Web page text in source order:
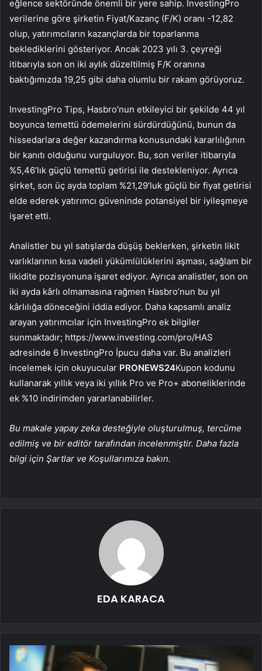
eğlence sektöründe önemli bir yere sahip. InvestingPro
verilerine göre şirketin Fiyat/Kazanç (F/K) oranı -12,82
olup, yatırımcıların kazançlarda bir toparlanma
beklediklerini gösteriyor. Ancak 2023 yılı 3. çeyreği
itibarıyla son on iki aylık düzeltilmiş F/K oranına
baktığımızda 19,25 gibi daha olumlu bir rakam görüyoruz.
InvestingPro Tips, Hasbro’nun etkileyici bir şekilde 44 yıl
boyunca temettü ödemelerini sürdürdüğünü, bunun da
hissedarlara değer kazandırma konusundaki kararlılığının
bir kanıtı olduğunu vurguluyor. Bu, son veriler itibarıyla
%5,46’lık güçlü temettü getirisi ile destekleniyor. Ayrıca
şirket, son üç ayda toplam %21,29’luk güçlü bir fiyat getirisi
elde ederek yatırımcı güveninde potansiyel bir iyileşmeye
işaret etti.
Analistler bu yıl satışlarda düşüş beklerken, şirketin likit
varlıklarının kısa vadeli yükümlülüklerini aşması, sağlam bir
likidite pozisyonuna işaret ediyor. Ayrıca analistler, son on
iki ayda kârlı olmamasına rağmen Hasbro’nun bu yıl
kârlılığa döneceğini iddia ediyor. Daha kapsamlı analiz
arayan yatırımcılar için InvestingPro ek bilgiler
sunmaktadır; https://www.investing.com/pro/HAS
adresinde 6 InvestingPro İpucu daha var. Bu analizleri
incelemek için okuyucular PRONEWS24Kupon kodunu
kullanarak yıllık veya iki yıllık Pro ve Pro+ aboneliklerinde
ek %10 indirimden yararlanabilirler.
Bu makale yapay zeka desteğiyle oluşturulmuş, tercüme
edilmiş ve bir editör tarafından incelenmiştir. Daha fazla
bilgi için Şartlar ve Koşullarımıza bakın.
EDA KARACA